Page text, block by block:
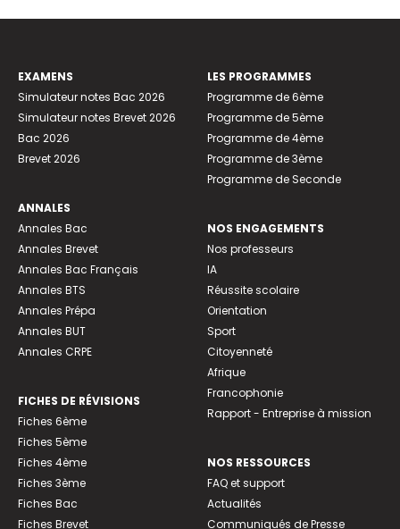
EXAMENS
Simulateur notes Bac 2026
Simulateur notes Brevet 2026
Bac 2026
Brevet 2026
ANNALES
Annales Bac
Annales Brevet
Annales Bac Français
Annales BTS
Annales Prépa
Annales BUT
Annales CRPE
FICHES DE RÉVISIONS
Fiches 6ème
Fiches 5ème
Fiches 4ème
Fiches 3ème
Fiches Bac
Fiches Brevet
LES PROGRAMMES
Programme de 6ème
Programme de 5ème
Programme de 4ème
Programme de 3ème
Programme de Seconde
NOS ENGAGEMENTS
Nos professeurs
IA
Réussite scolaire
Orientation
Sport
Citoyenneté
Afrique
Francophonie
Rapport - Entreprise à mission
NOS RESSOURCES
FAQ et support
Actualités
Communiqués de Presse